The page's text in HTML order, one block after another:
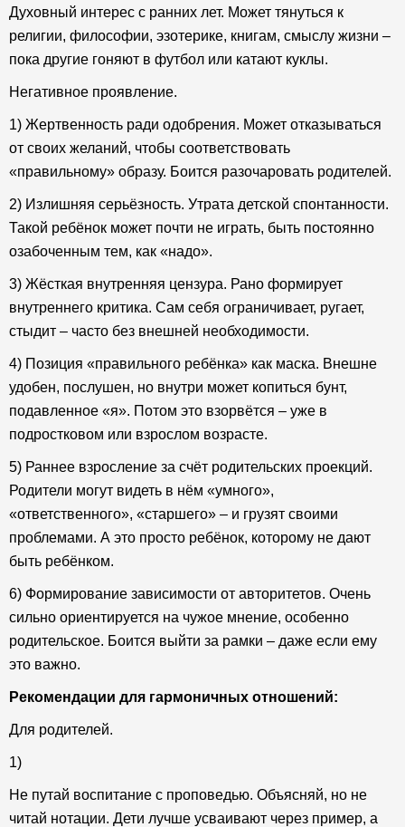
Духовный интерес с ранних лет. Может тянуться к
религии, философии, эзотерике, книгам, смыслу жизни –
пока другие гоняют в футбол или катают куклы.
Негативное проявление.
1) Жертвенность ради одобрения. Может отказываться
от своих желаний, чтобы соответствовать
«правильному» образу. Боится разочаровать родителей.
2) Излишняя серьёзность. Утрата детской спонтанности.
Такой ребёнок может почти не играть, быть постоянно
озабоченным тем, как «надо».
3) Жёсткая внутренняя цензура. Рано формирует
внутреннего критика. Сам себя ограничивает, ругает,
стыдит – часто без внешней необходимости.
4) Позиция «правильного ребёнка» как маска. Внешне
удобен, послушен, но внутри может копиться бунт,
подавленное «я». Потом это взорвётся – уже в
подростковом или взрослом возрасте.
5) Раннее взросление за счёт родительских проекций.
Родители могут видеть в нём «умного»,
«ответственного», «старшего» – и грузят своими
проблемами. А это просто ребёнок, которому не дают
быть ребёнком.
6) Формирование зависимости от авторитетов. Очень
сильно ориентируется на чужое мнение, особенно
родительское. Боится выйти за рамки – даже если ему
это важно.
Рекомендации для гармоничных отношений:
Для родителей.
1)
Не путай воспитание с проповедью. Объясняй, но не
читай нотации. Дети лучше усваивают через пример, а